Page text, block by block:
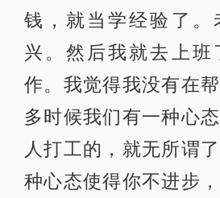
这个社会打工。老板
工。
我自己创业在带
现，当老板真的有当
小孩有很多东西不会